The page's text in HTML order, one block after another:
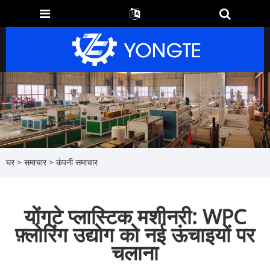
घर > समाचार> कंपनी समाचार
योंगटे प्लास्टिक मशीनरी: WPC
फ़्लोरिंग उद्योग को नई ऊंचाइयों पर
चलाना